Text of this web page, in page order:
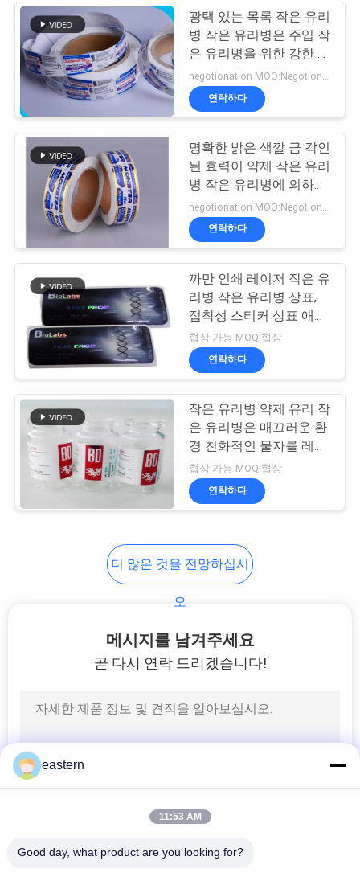
뉴
스
경
우
트
PRIVACY
POLICY
안전 홀로그램 스티
커
27
약제 포장 상자
약 병 상표
약 병 상자
작은 유리제 작은 유
리병
광택 있는 목록 작은 유리
병 작은 유리병은 주입 작
은 유리병을 위한 강한 접
착성 정연한 모양을 레테
르를 붙입니다
연락하다
명확한 밝은 색깔 금 각인
된 효력이 약제 작은 유리
병 작은 유리병에 의하여
레테르를 붙입니다
연락하다
까만 인쇄 레이저 작은 유
리병 작은 유리병 상표,
접착성 스티커 상표 애완
동물 물자
협상 가능 MOQ:협상
연락하다
작은 유리병 약제 유리 작
은 유리병은 매끄러운 환
경 친화적인 물자를 레테
르를 붙입니다
협상 가능 MOQ:협상
연락하다
더 많은 것을 전망하십시
오
메시지를 남겨주세요
곧 다시 연락 드리겠습니다!
eastern
11:53 AM
Good day, what product are you looking for?